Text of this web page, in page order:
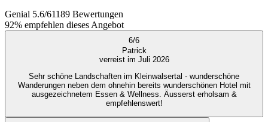
Genial 5.6/61189 Bewertungen
92% empfehlen dieses Angebot
6/6
Patrick
verreist im Juli 2026
Sehr schöne Landschaften im Kleinwalsertal - wunderschöne
Wanderungen neben dem ohnehin bereits wunderschönen Hotel mit
ausgezeichnetem Essen & Wellness. Äusserst erholsam &
empfehlenswert!